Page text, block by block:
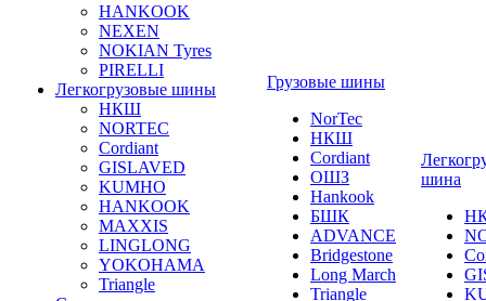
HANKOOK
NEXEN
NOKIAN Tyres
PIRELLI
Легкогрузовые шины
НКШ
NORTEС
Cordiant
GISLAVED
KUMHO
HANKOOK
MAXXIS
LINGLONG
YOKOHAMA
Triangle
Грузовые шины
NorTec
НКШ
Cordiant
ОШЗ
Hankook
БШК
ADVANCE
Bridgestone
Long March
Triangle
шина